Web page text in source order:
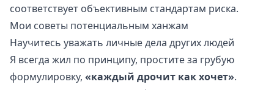
соответствует объективным стандартам риска.
Мои советы потенциальным ханжам
Научитесь уважать личные дела других людей
Я всегда жил по принципу, простите за грубую
формулировку, «каждый дрочит как хочет».